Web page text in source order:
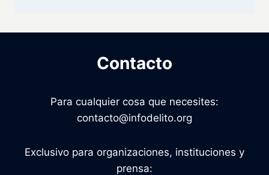
Contacto
Para cualquier cosa que necesites:
contacto@infodelito.org
Exclusivo para organizaciones, instituciones y
prensa: